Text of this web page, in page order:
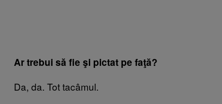
Ar trebui să fie şi pictat pe faţă?
Da, da. Tot tacâmul.